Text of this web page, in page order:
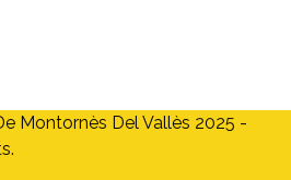
Montornès Del Vallès 2025 -